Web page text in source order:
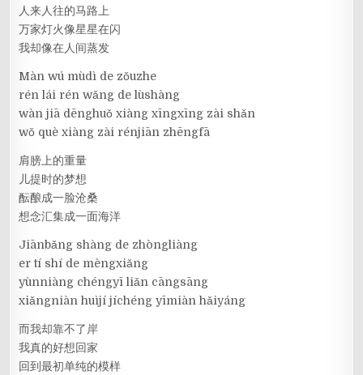
人来人往的马路上
万家灯火像星星在闪
我却像在人间蒸发
Màn wú mùdì de zǒuzhe
rén lái rén wǎng de lùshàng
wàn jiā dēnghuǒ xiàng xīngxīng zài shǎn
wǒ què xiàng zài rénjiān zhēngfā
肩膀上的重量
儿提时的梦想
酝酿成一脸沧桑
想念汇集成一面海洋
Jiānbǎng shàng de zhòngliàng
er tí shí de mèngxiǎng
yùnniàng chéngyī liǎn cāngsāng
xiǎngniàn huìjí jíchéng yīmiàn hǎiyáng
而我却靠不了岸
我真的好想回家
回到最初单纯的模样